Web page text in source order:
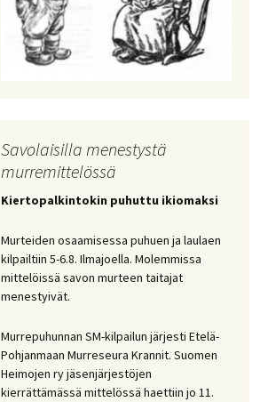
Savolaisilla menestystä
murremittelössä
Kiertopalkintokin puhuttu ikiomaksi
Murteiden osaamisessa puhuen ja laulaen
kilpailtiin 5-6.8. Ilmajoella. Molemmissa
mittelöissä savon murteen taitajat
menestyivät.
Murrepuhunnan SM-kilpailun järjesti Etelä-
Pohjanmaan Murreseura Krannit. Suomen
Heimojen ry jäsenjärjestöjen
kierrättämässä mittelössä haettiin jo 11.